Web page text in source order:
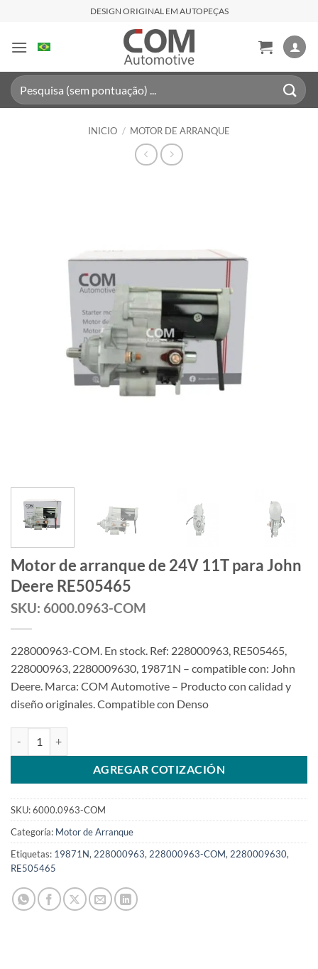
contenido
DESIGN ORIGINAL EM AUTOPEÇAS
Buscar
por:
INICIO / MOTOR DE ARRANQUE
Motor de arranque de 24V 11T para John
Deere RE505465
SKU: 6000.0963-COM
228000963-COM. En stock. Ref: 228000963, RE505465,
228000963, 2280009630, 19871N – compatible con: John
Deere. Marca: COM Automotive – Producto con calidad y
diseño originales. Compatible con Denso
AGREGAR COTIZACIÓN
SKU:6000.0963-COM
Categoría: Motor de Arranque
Etiquetas: 19871N, 228000963, 228000963-COM, 2280009630,
RE505465